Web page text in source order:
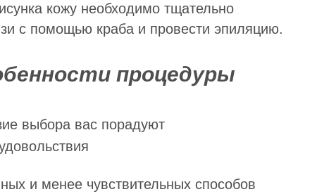
кожу необходимо тщательно
с помощью краба и провести эпиляцию.
процедуры
и менее чувствительных способов